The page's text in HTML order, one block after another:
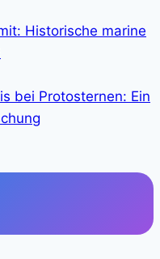
Historische marine
bei Protosternen: Ein